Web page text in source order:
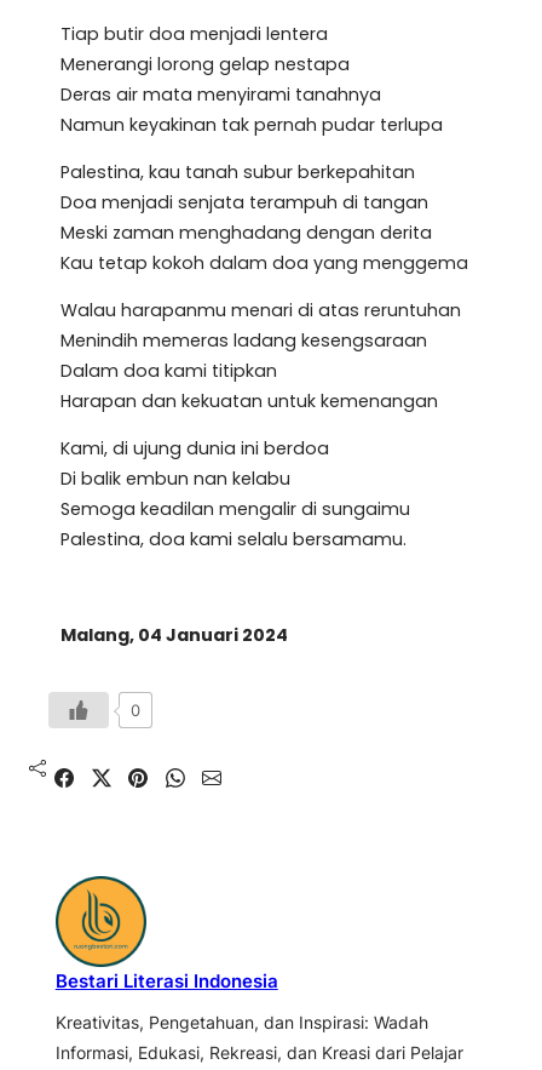
Tiap butir doa menjadi lentera
Menerangi lorong gelap nestapa
Deras air mata menyirami tanahnya
Namun keyakinan tak pernah pudar terlupa
Palestina, kau tanah subur berkepahitan
Doa menjadi senjata terampuh di tangan
Meski zaman menghadang dengan derita
Kau tetap kokoh dalam doa yang menggema
Walau harapanmu menari di atas reruntuhan
Menindih memeras ladang kesengsaraan
Dalam doa kami titipkan
Harapan dan kekuatan untuk kemenangan
Kami, di ujung dunia ini berdoa
Di balik embun nan kelabu
Semoga keadilan mengalir di sungaimu
Palestina, doa kami selalu bersamamu.
Malang, 04 Januari 2024
0
Bestari Literasi Indonesia
Kreativitas, Pengetahuan, dan Inspirasi: Wadah
Informasi, Edukasi, Rekreasi, dan Kreasi dari Pelajar